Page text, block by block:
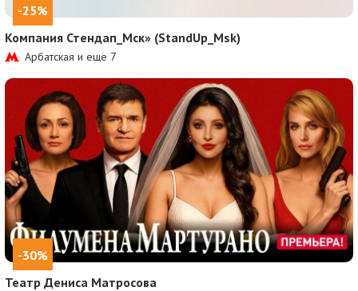
-25%
Компания Стендап_Мск» (StandUp_Msk)
Арбатская и еще 7
-30%
Театр Дениса Матросова